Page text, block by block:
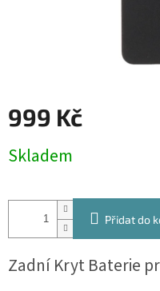
999 Kč
cena:
Skladem
Přidat do
Zadní Kryt Baterie